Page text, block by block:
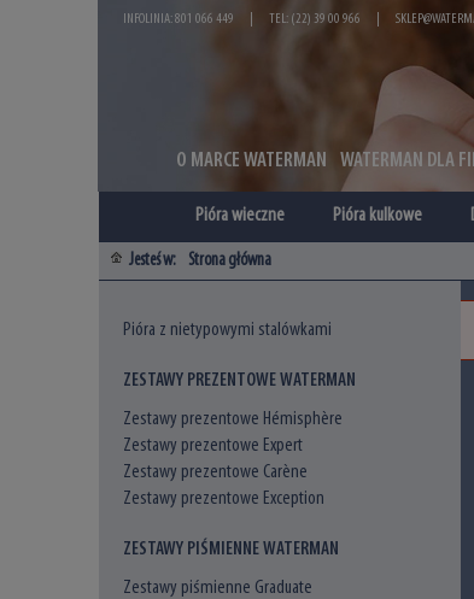
INFOLINIA: 801 066 449 TEL: (22) 39 00 966
O MARCE WATERMAN WATERMAN DLA
Pióra wieczne Pióra kulkowe
Jesteś w: Strona główna
Pióra z nietypowymi stalówkami
ZESTAWY PREZENTOWE WATERMAN
Zestawy prezentowe Hémisphère
Zestawy prezentowe Expert
Zestawy prezentowe Carène
Zestawy prezentowe Exception
ZESTAWY PIŚMIENNE WATERMAN
Zestawy piśmienne Graduate